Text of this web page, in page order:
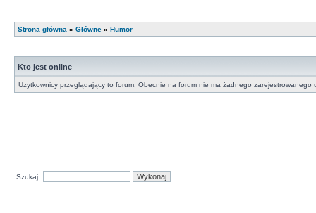
Strona główna » Główne » Humor
Kto jest online
Użytkownicy przeglądający to forum: Obecnie na forum nie ma żadnego zarejestrowanego
Szukaj: